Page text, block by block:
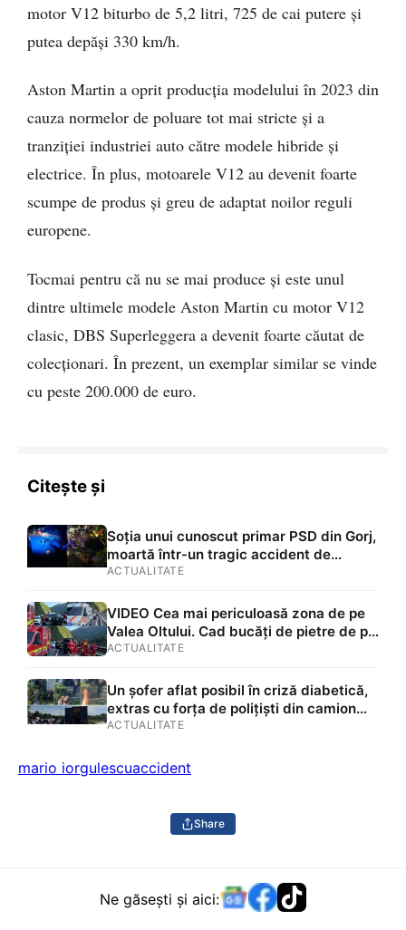
motor V12 biturbo de 5,2 litri, 725 de cai putere și
putea depăși 330 km/h.
Aston Martin a oprit producția modelului în 2023 din
cauza normelor de poluare tot mai stricte și a
tranziției industriei auto către modele hibride și
electrice. În plus, motoarele V12 au devenit foarte
scumpe de produs și greu de adaptat noilor reguli
europene.
Tocmai pentru că nu se mai produce și este unul
dintre ultimele modele Aston Martin cu motor V12
clasic, DBS Superleggera a devenit foarte căutat de
colecționari. În prezent, un exemplar similar se vinde
cu peste 200.000 de euro.
Citește și
Soția unui cunoscut primar PSD din Gorj,
moartă într-un tragic accident de
mașină. Ce au descoperit anchetatorii la
ACTUALITATE
VIDEO Cea mai periculoasă zona de pe
Valea Oltului. Cad bucăți de pietre de pe
stânci, iar autoritățile nu pot face nimic:
stâncă pe un om și l-a omorât pe loc.
Stăm de două ore în coloană”
ACTUALITATE
Un șofer aflat posibil în criză diabetică,
extras cu forța de polițiști din camion
după un accident în lanț. L-au lovit și i-
ACTUALITATE
mario iorgulescuaccident
Share
Ne găsești și aici: